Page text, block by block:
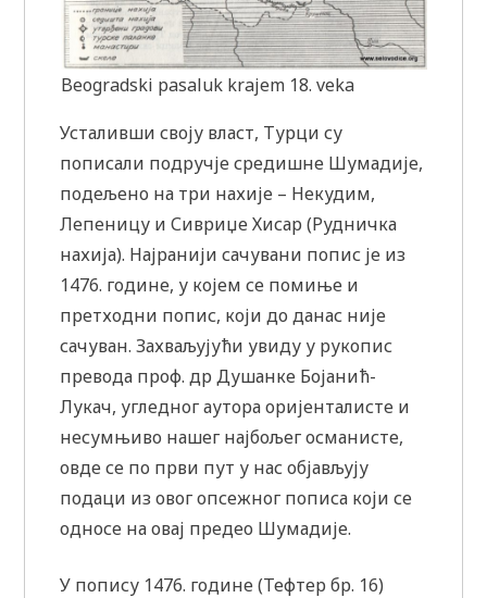
Beogradski pasaluk krajem 18. veka
Усталивши своју власт, Турци су
пописали подручје средишне Шумадије,
подељено на три нахије – Некудим,
Лепеницу и Сивриџе Хисар (Рудничка
нахија). Најранији сачувани попис је из
1476. године, у којем се помиње и
претходни попис, који до данас није
сачуван. Захваљујући увиду у рукопис
превода проф. др Душанке Бојанић-
Лукач, угледног аутора оријенталисте и
несумњиво нашег најбољег османисте,
овде се по први пут у нас објављују
подаци из овог опсежног пописа који се
односе на овај предео Шумадије.
У попису 1476. године (Тефтер бр. 16)